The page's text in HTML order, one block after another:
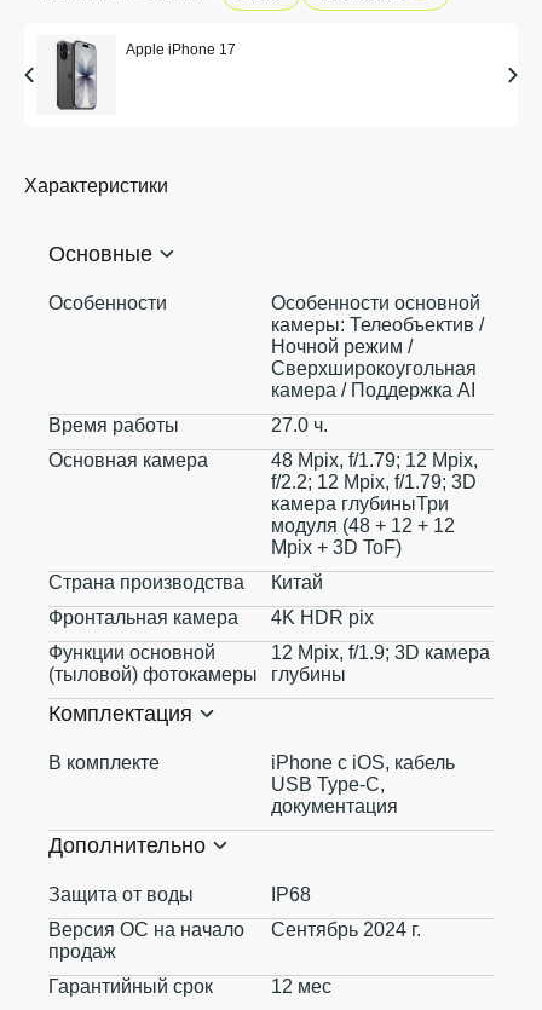
Apple iPhone 17
Характеристики
Основные
Особенности
Особенности основной
камеры: Телеобъектив /
Ночной режим /
Сверхширокоугольная
камера / Поддержка AI
Время работы
27.0 ч.
Основная камера
48 Mpix, f/1.79; 12 Mpix,
f/2.2; 12 Mpix, f/1.79; 3D
камера глубиныТри
модуля (48 + 12 + 12
Mpix + 3D ToF)
Страна производства
Китай
Фронтальная камера
4K HDR pix
Функции основной
(тыловой) фотокамеры
12 Mpix, f/1.9; 3D камера
глубины
Комплектация
В комплекте
iPhone с iOS, кабель
USB Type-C,
документация
Дополнительно
Защита от воды
IP68
Версия ОС на начало
продаж
Сентябрь 2024 г.
Гарантийный срок 12 мес